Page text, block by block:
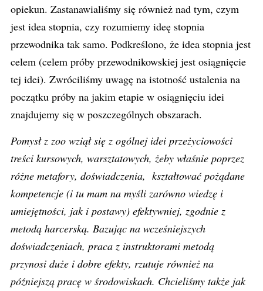
opiekun. Zastanawialiśmy się również nad tym, czym
jest idea stopnia, czy rozumiemy ideę stopnia
przewodnika tak samo. Podkreślono, że idea stopnia jest
celem (celem próby przewodnikowskiej jest osiągnięcie
tej idei). Zwróciliśmy uwagę na istotność ustalenia na
początku próby na jakim etapie w osiągnięciu idei
znajdujemy się w poszczególnych obszarach.
Pomysł z zoo wziął się z ogólnej idei przeżyciowości
treści kursowych, warsztatowych, żeby właśnie poprzez
różne metafory, doświadczenia, kształtować pożądane
kompetencje (i tu mam na myśli zarówno wiedzę i
umiejętności, jak i postawy) efektywniej, zgodnie z
metodą harcerską. Bazując na wcześniejszych
doświadczeniach, praca z instruktorami metodą
przynosi duże i dobre efekty, rzutuje również na
późniejszą pracę w środowiskach. Chcieliśmy także jak